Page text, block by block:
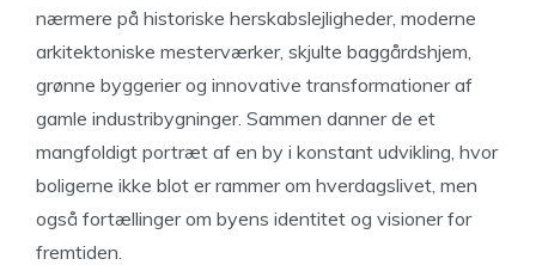
nærmere på historiske herskabslejligheder, moderne
arkitektoniske mesterværker, skjulte baggårdshjem,
grønne byggerier og innovative transformationer af
gamle industribygninger. Sammen danner de et
mangfoldigt portræt af en by i konstant udvikling, hvor
boligerne ikke blot er rammer om hverdagslivet, men
også fortællinger om byens identitet og visioner for
fremtiden.